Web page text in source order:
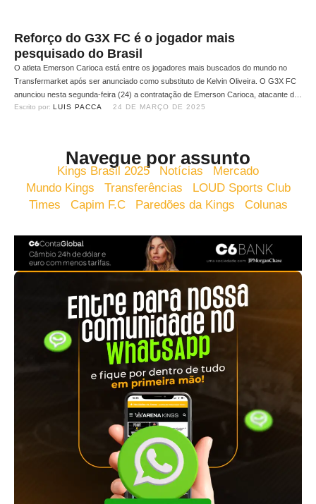
Reforço do G3X FC é o jogador mais
pesquisado do Brasil
O atleta Emerson Carioca está entre os jogadores mais buscados do mundo no
Transfermarket após ser anunciado como substituto de Kelvin Oliveira. O G3X FC
anunciou nesta segunda-feira (24) a contratação de Emerson Carioca, atacante de
29 anos, como Wildcard da equipe. O anúncio foi feito pelo presidente Gaules e
Escrito por: LUIS PACCA 24 DE MARÇO DE 2025
Navegue por assunto
Kings Brasil 2025 Notícias
Mercado
Mundo Kings
Transferências
LOUD Sports Club
Times
Capim F.C Paredões da Kings Colunas